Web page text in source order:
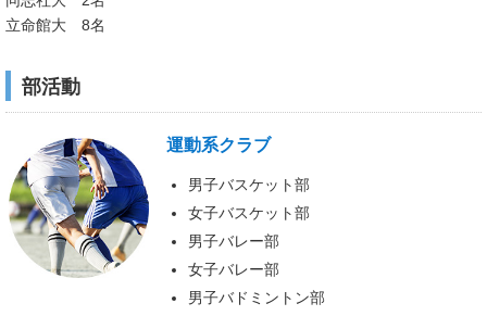
立命館大 8名
部活動
運動系クラブ
男子バスケット部
女子バスケット部
男子バレー部
女子バレー部
男子バドミントン部